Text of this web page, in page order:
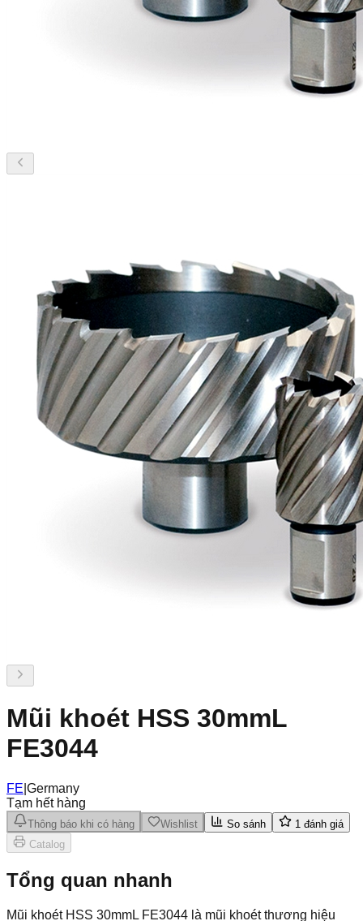
Mũi khoét HSS 30mmL
FE3044
FE Germany
Tạm hết hàng
Thông báo khi có hàng Wishlist So sánh 1 đánh giá
Catalog
Tổng quan nhanh
Mũi khoét HSS 30mmL FE3044 là mũi khoét thương hiệu